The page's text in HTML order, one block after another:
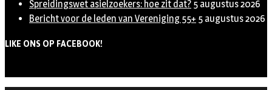
Spreidingswet asielzoekers: hoe zit dat? 5 augustus 2026
Bericht voor de leden van Vereniging 55+ 5 augustus 2026
LIKE ONS OP FACEBOOK!